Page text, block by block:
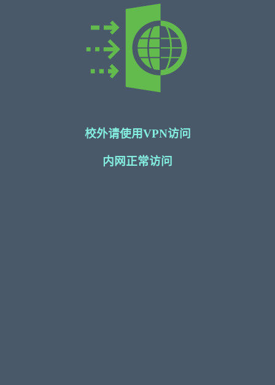
校外请使用VPN访问
内网正常访问